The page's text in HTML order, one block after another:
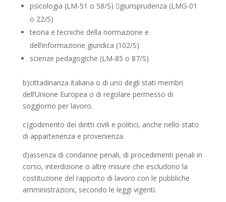
psicologia (LM‐51 o 58/S) giurisprudenza (LMG‐01
o 22/S)
teoria e tecniche della normazione e
dell’informazione giuridica (102/S)
scienze pedagogiche (LM‐85 o 87/S)
b)cittadinanza italiana o di uno degli stati membri
dell’Unione Europea o di regolare permesso di
soggiorno per lavoro.
c)godimento dei diritti civili e politici, anche nello stato
di appartenenza e provenienza.
d)assenza di condanne penali, di procedimenti penali in
corso, interdizione o altre misure che escludono la
costituzione del rapporto di lavoro con le pubbliche
amministrazioni, secondo le leggi vigenti.